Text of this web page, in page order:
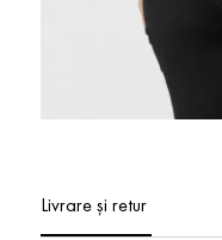
Livrare și retur